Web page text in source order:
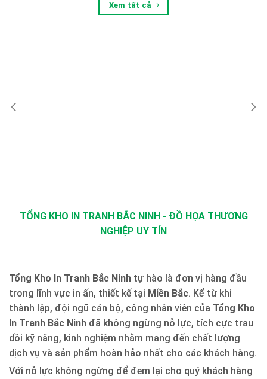
Xem tất cả
TỔNG KHO IN TRANH BẮC NINH - ĐỒ HỌA THƯƠNG
NGHIỆP UY TÍN
Tổng Kho In Tranh Bắc Ninh tự hào là đơn vị hàng đầu
trong lĩnh vực in ấn, thiết kế tại Miền Bắc. Kể từ khi
thành lập, đội ngũ cán bộ, công nhân viên của Tổng Kho
In Tranh Bắc Ninh đã không ngừng nỗ lực, tích cực trau
dồi kỹ năng, kinh nghiệm nhằm mang đến chất lượng
dịch vụ và sản phẩm hoàn hảo nhất cho các khách hàng.
Với nỗ lực không ngừng để đem lại cho quý khách hàng